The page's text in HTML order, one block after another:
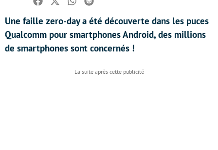
Facebook
TwitterWhatsapp
Reddit
Une faille zero-day a été découverte dans les puces
Qualcomm pour smartphones Android, des millions
de smartphones sont concernés !